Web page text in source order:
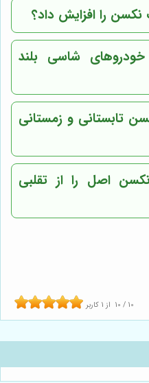
را افزایش داد؟
شاسی بلند
تابستانی و زمستانی
اصل را از تقلبی
10 / 10 از 1 کاربر